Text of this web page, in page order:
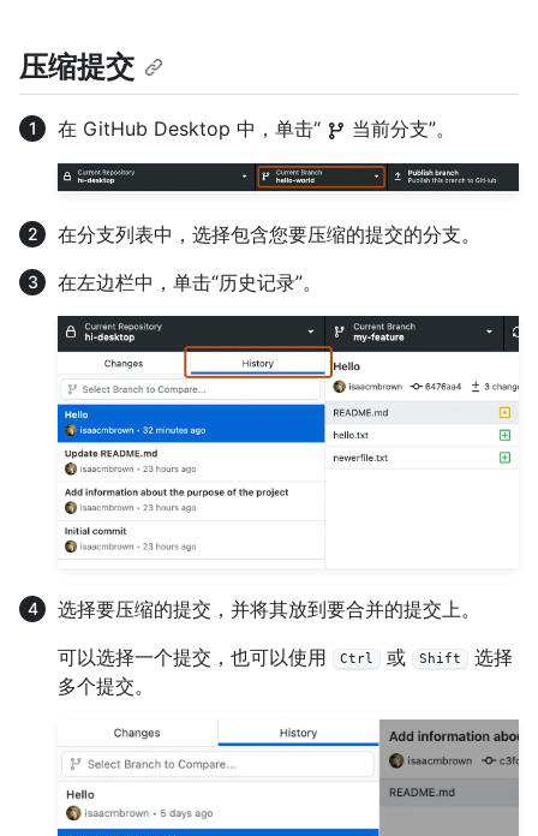
压缩提交
在 GitHub Desktop 中，单击“ 当前分支”。
在分支列表中，选择包含您要压缩的提交的分支。
在左边栏中，单击“历史记录”。
选择要压缩的提交，并将其放到要合并的提交上。
可以选择一个提交，也可以使用
Ctrl 或 Shift
选择
多个提交。